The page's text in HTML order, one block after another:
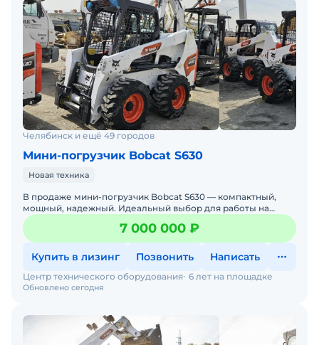
Челябинск и ещё 49 городов
Мини-погрузчик Bobcat S630
Новая техника
В продаже мини-погрузчик Bobcat S630 — компактный,
мощный, надежный. Идеальный выбор для работы на
стройке, в коммунальном хозяйстве, на складах и фермах.
Бобке
7 000 000 ₽
Купить в лизинг Позвонить Написать
Обновлено сегодня
Центр технического оборудования 6 лет на площадке